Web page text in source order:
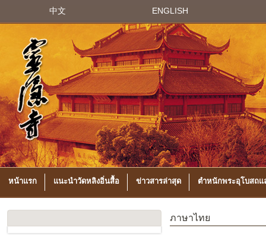
中文 ENGLISH
หน้าแรก แนะนำวัดหลิงอิ่นสื้อ ข่าวสารล่าสุด ตำหนักพระอุโบสถ
ภาษาไทย